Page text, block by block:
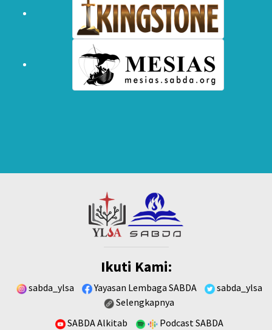
Ikuti Kami:
sabda_ylsa Yayasan Lembaga SABDA
sabda_ylsa
Selengkapnya
SABDA Alkitab
Podcast SABDA